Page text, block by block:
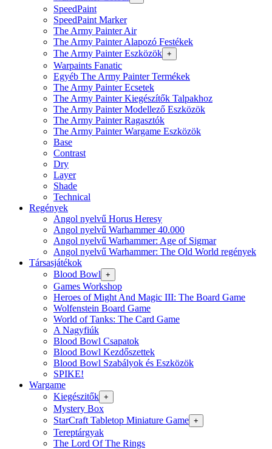
SpeedPaint
SpeedPaint Marker
The Army Painter Air
The Army Painter Alapozó Festékek
The Army Painter Eszközök +
Warpaints Fanatic
Egyéb The Army Painter Termékek
The Army Painter Ecsetek
The Army Painter Kiegészítők Talpakhoz
The Army Painter Modellező Eszközök
The Army Painter Ragasztók
The Army Painter Wargame Eszközök
Base
Contrast
Dry
Layer
Shade
Technical
Regények
Angol nyelvű Horus Heresy
Angol nyelvű Warhammer 40.000
Angol nyelvű Warhammer: Age of Sigmar
Angol nyelvű Warhammer: The Old World regények
Társasjátékok
Blood Bowl +
Games Workshop
Heroes of Might And Magic III: The Board Game
Wolfenstein Board Game
World of Tanks: The Card Game
A Nagyfiúk
Blood Bowl Csapatok
Blood Bowl Kezdőszettek
Blood Bowl Szabályok és Eszközök
SPIKE!
Wargame
Kiegészitők +
Mystery Box
StarCraft Tabletop Miniature Game +
Tereptárgyak
The Lord Of The Rings